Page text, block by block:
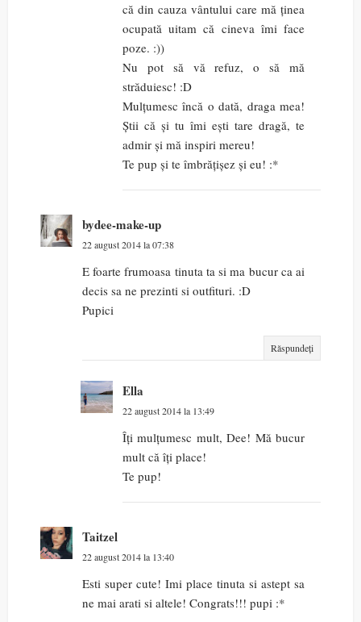
că din cauza vântului care mă ținea
ocupată uitam că cineva îmi face
poze. :))
Nu pot să vă refuz, o să mă
străduiesc! :D
Mulțumesc încă o dată, draga mea!
Știi că și tu îmi ești tare dragă, te
admir și mă inspiri mereu!
Te pup și te îmbrățișez și eu! :*
bydee-make-up
22 august 2014 la 07:38
E foarte frumoasa tinuta ta si ma bucur ca ai
decis sa ne prezinti si outfituri. :D
Pupici
Răspundeți
Ella
22 august 2014 la 13:49
Îți mulțumesc mult, Dee! Mă bucur
mult că îți place!
Te pup!
Taitzel
22 august 2014 la 13:40
Esti super cute! Imi place tinuta si astept sa
ne mai arati si altele! Congrats!!! pupi :*